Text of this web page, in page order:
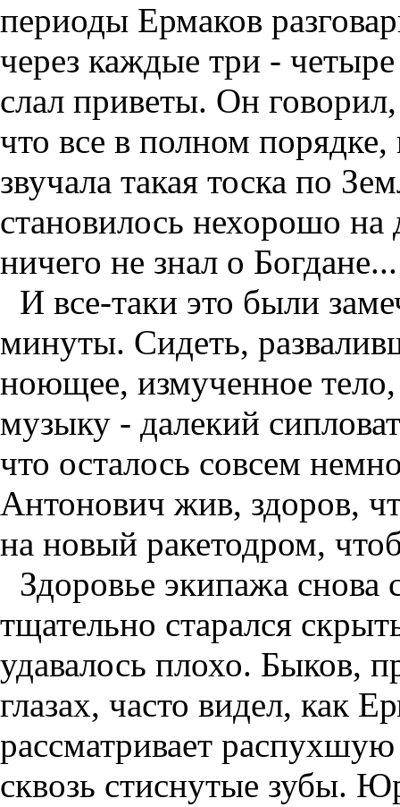
периоды Ермаков
через каждые три -
слал приветы. Он
что все в полном порядке,
звучала такая тоска по
становилось нехорошо
ничего не знал о Богдане...
И все-таки это были
минуты. Сидеть,
ноющее, измученное
музыку - далекий
что осталось совсем
Антонович жив, здоров,
на новый ракетодром,
Здоровье экипажа снова
тщательно старался
удавалось плохо. Быков,
глазах, часто видел, как
рассматривает
сквозь стиснутые зубы.